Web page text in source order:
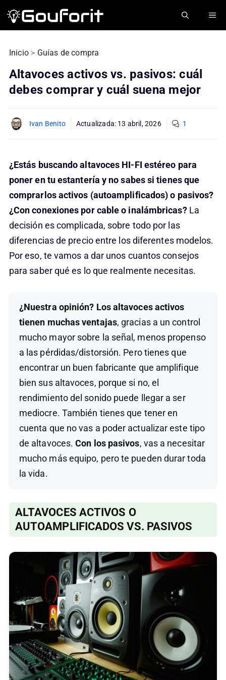
Inicio > Guías de compra
Altavoces activos vs. pasivos: cuál
debes comprar y cuál suena mejor
Ivan Benito Actualizada: 13 abril, 2026 1
¿Estás buscando altavoces HI-FI estéreo para
poner en tu estantería y no sabes si tienes que
comprarlos activos (autoamplificados) o pasivos?
¿Con conexiones por cable o inalámbricas?La
decisión es complicada, sobre todo por las
diferencias de precio entre los diferentes modelos.
Por eso, te vamos a dar unos cuantos consejos
para saber qué es lo que realmente necesitas.
¿Nuestra opinión? Los altavoces activos
tienen muchas ventajas, gracias a un control
mucho mayor sobre la señal, menos propenso
a las pérdidas/distorsión. Pero tienes que
encontrar un buen fabricante que amplifique
bien sus altavoces, porque si no, el
rendimiento del sonido puede llegar a ser
mediocre. También tienes que tener en
cuenta que no vas a poder actualizar este tipo
de altavoces.Con los pasivos, vas a necesitar
mucho más equipo, pero te pueden durar toda
la vida.
ALTAVOCES ACTIVOS O
AUTOAMPLIFICADOS VS. PASIVOS